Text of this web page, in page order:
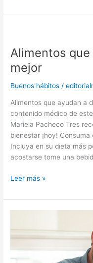
Alimentos
mejor
Buenos hábitos /
Alimentos que ayudan a
contenido médico de
Mariela Pacheco Tres
bienestar ¡hoy!
Incluya en su dieta más
acostarse tome una
ayudan
dormir
mejor
Leer más »
diarias
pro